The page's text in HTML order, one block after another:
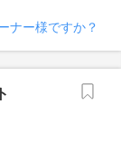
ナー様ですか？